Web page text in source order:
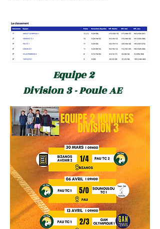
Equipe 2
Division 3 - Poule AE